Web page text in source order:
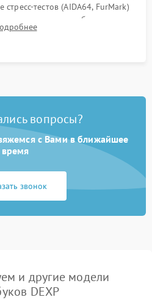
тестов (AIDA64, FurMark)
режима и стабильности
нагрузкой.
вопросы?
с Вами в ближайшее
время
звонок
и другие модели
DEXP